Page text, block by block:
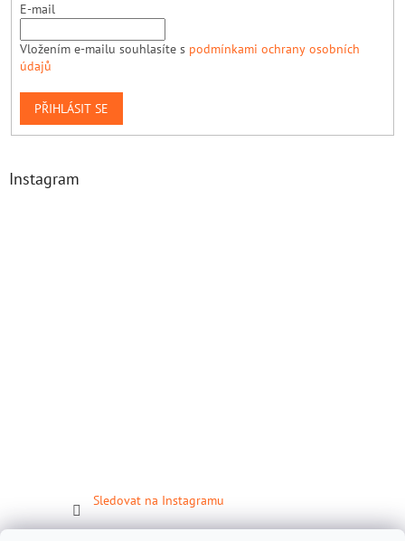
E-mail
Vložením e-mailu souhlasíte s podmínkami ochrany osobních
údajů
PŘIHLÁSIT SE
Instagram
Sledovat na Instagramu